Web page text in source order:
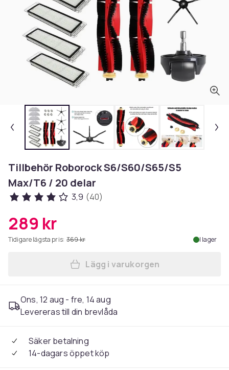
Tillbehör Roborock S6/S60/S65/S5
Max/T6 / 20 delar
3,9 (40)
289 kr
Tidigare lägsta pris: 369 kr I lager
Lägg till Tillbehör
Lägg i varukorgen
Ons, 12 aug - fre, 14 aug
Levereras till din brevlåda
Säker betalning
14-dagars öppet köp